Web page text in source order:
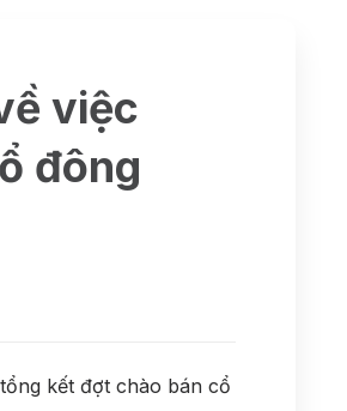
việc
đông
kết đợt chào bán cổ